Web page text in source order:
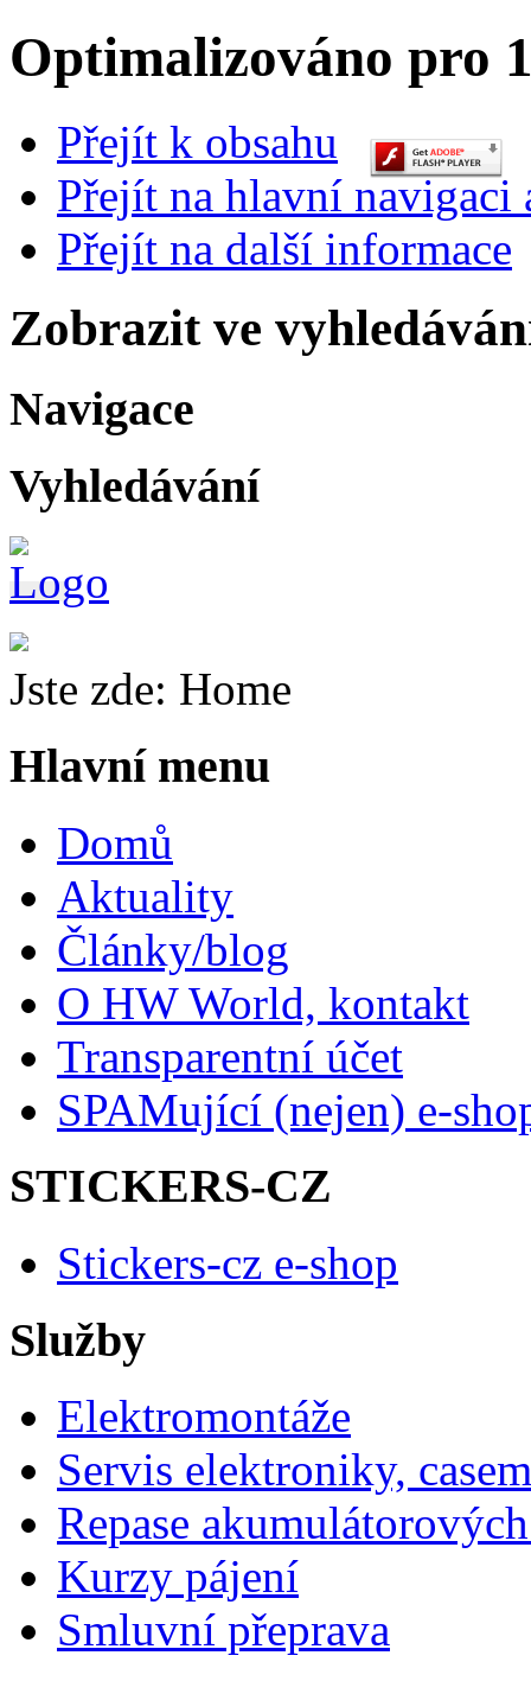
Optimalizováno pro
Přejít k obsahu
Přejít na hlavní navigaci
Přejít na další informace
Zobrazit ve
Navigace
Vyhledávání
Jste zde: Home
Hlavní menu
Domů
Aktuality
Články/blog
O HW World, kontakt
Transparentní účet
SPAMující (nejen) e-
STICKERS-CZ
Stickers-cz e-shop
Služby
Elektromontáže
Servis elektroniky,
Repase
Kurzy pájení
Smluvní přeprava